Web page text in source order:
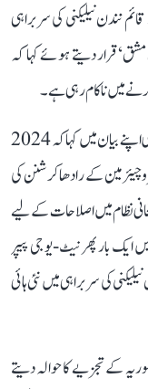
قائم نندن نیلیکنی کی سربراہی
مشق‘ قرار دیتے ہوئے کہا کہ
میں ناکام رہی ہے۔
جے رام رمیش نے سوشل میڈیا پلیٹ فارم ایکس پر جاری اپنے بیان میں کہا کہ 2024
کے رادھاکرشنن کی
نظام میں اصلاحات کے لیے
پیش کی جا سکیں۔ ان کے مطابق، 2026 میں ایک بار پھر نیٹ-یو جی پیپر
کی سربراہی میں نئی ہائی
کے تجزیے کا حوالہ دیتے